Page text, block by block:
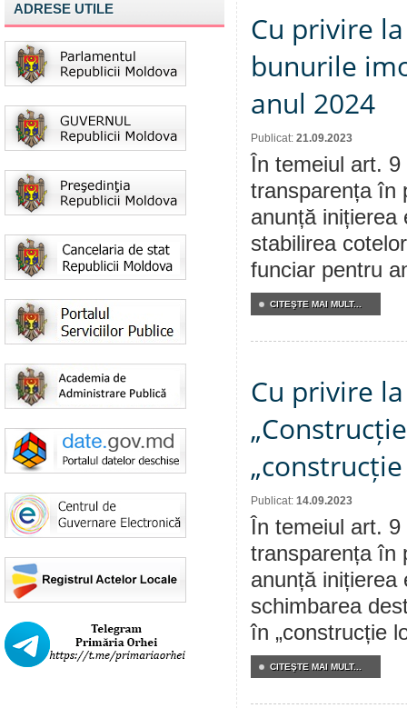
ADRESE UTILE
Cu privire
bunurile
anul 2024
Publicat: 21.09.2023
În temeiul art.
transparența în
anunță inițierea
stabilirea
funciar pentru
CITEŞTE MAI MULT...
Cu privire
Publicat: 14.09.2023
În temeiul art.
transparența în
anunță inițierea
schimbarea
în „construcție
CITEŞTE MAI MULT...